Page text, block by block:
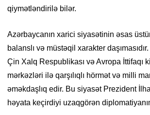
qiymətləndirilə bilər.
Azərbaycanın xarici siyasətinin əsas
balanslı və müstəqil xarakter
Çin Xalq Respublikası və Avropa İttifaqı
mərkəzləri ilə qarşılıqlı hörmət və milli
əməkdaşlıq edir. Bu siyasət Prezident
həyata keçirdiyi uzaqgörən